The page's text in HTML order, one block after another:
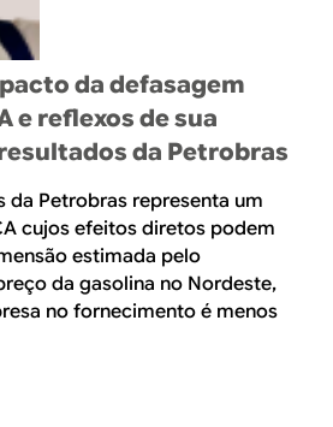
da defasagem
e reflexos de sua
da Petrobras
da Petrobras representa um
cujos efeitos diretos podem
estimada pelo
da gasolina no Nordeste,
no fornecimento é menos